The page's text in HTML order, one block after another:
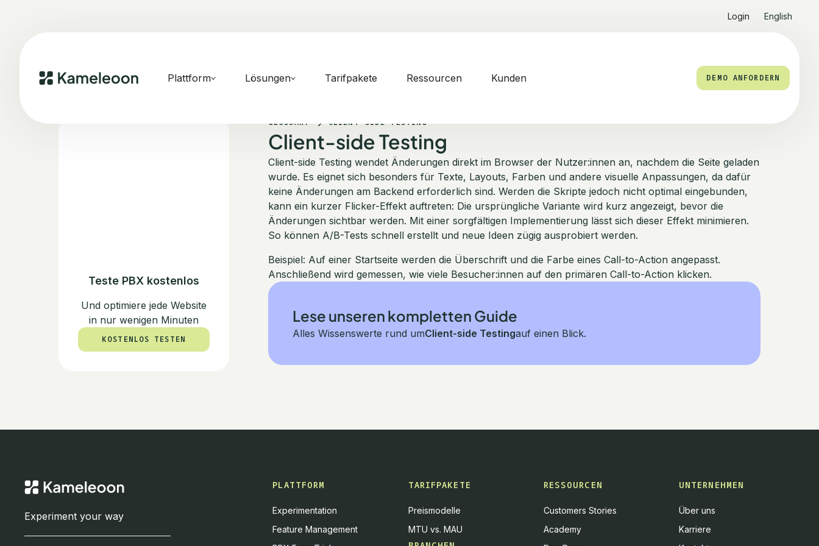
Login English
Plattform Lösungen Tarifpakete Ressourcen Kunden DEMO ANFORDERN
Teste PBX kostenlos
Und optimiere jede Website
in nur wenigen Minuten
KOSTENLOS TESTEN
GLOSSARY CLIENT-SIDE TESTING
Client-side Testing
Client-side Testing wendet Änderungen direkt im Browser der Nutzer:innen an, nachdem die Seite geladen
wurde. Es eignet sich besonders für Texte, Layouts, Farben und andere visuelle Anpassungen, da dafür
keine Änderungen am Backend erforderlich sind. Werden die Skripte jedoch nicht optimal eingebunden,
kann ein kurzer Flicker-Effekt auftreten: Die ursprüngliche Variante wird kurz angezeigt, bevor die
Änderungen sichtbar werden. Mit einer sorgfältigen Implementierung lässt sich dieser Effekt minimieren.
So können A/B-Tests schnell erstellt und neue Ideen zügig ausprobiert werden.
Beispiel: Auf einer Startseite werden die Überschrift und die Farbe eines Call-to-Action angepasst.
Anschließend wird gemessen, wie viele Besucher:innen auf den primären Call-to-Action klicken.
Lese unseren kompletten Guide
Alles Wissenswerte rund umClient-side Testingauf einen Blick.
Experiment your way
PLATTFORM
Experimentation
Feature Management
TARIFPAKETE
Preismodelle
MTU vs. MAU
RESSOURCEN
Customers Stories
Academy
UNTERNEHMEN
Über uns
Karriere